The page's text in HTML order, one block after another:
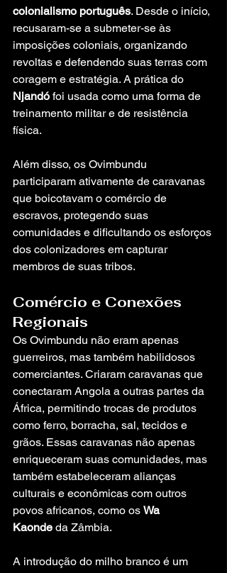
colonialismo português. Desde o início,
recusaram-se a submeter-se às
imposições coloniais, organizando
revoltas e defendendo suas terras com
coragem e estratégia. A prática do
Njandó foi usada como uma forma de
treinamento militar e de resistência
física.
Além disso, os Ovimbundu
participaram ativamente de caravanas
que boicotavam o comércio de
escravos, protegendo suas
comunidades e dificultando os esforços
dos colonizadores em capturar
membros de suas tribos.
Comércio e Conexões
Regionais
Os Ovimbundu não eram apenas
guerreiros, mas também habilidosos
comerciantes. Criaram caravanas que
conectaram Angola a outras partes da
África, permitindo trocas de produtos
como ferro, borracha, sal, tecidos e
grãos. Essas caravanas não apenas
enriqueceram suas comunidades, mas
também estabeleceram alianças
culturais e econômicas com outros
povos africanos, como os Wa
Kaonde da Zâmbia.
A introdução do milho branco é um